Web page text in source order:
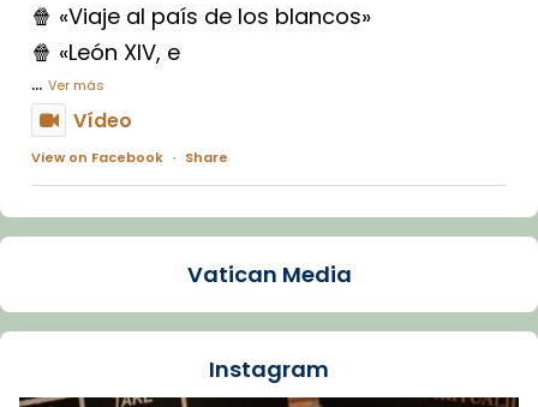
🍿 «Viaje al país de los blancos»
🍿 «León XIV, e
... Ver más
Vídeo
View on Facebook · Share
Arquebisbat de Barcelona
La Carmina va patir depressió. Fa gairebé
dos mesos, a l'Estadi Lluís Companys, la
Vatican Media
Instagram